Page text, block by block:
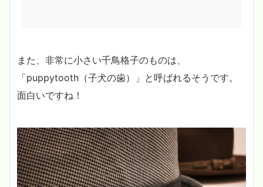
また、非常に小さい千鳥格子のものは、
「puppytooth（子犬の歯）」と呼ばれるそうです。
面白いですね！